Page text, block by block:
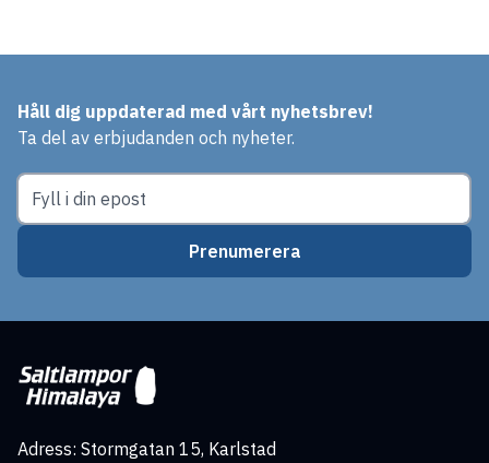
Håll dig uppdaterad med vårt nyhetsbrev!
Ta del av erbjudanden och nyheter.
Prenumerera
Adress: Stormgatan 15, Karlstad